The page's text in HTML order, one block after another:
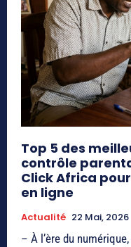
Top 5 des
contrôle
Click Africa
en ligne
Actualité 22 Mai, 2026
– À l’ère du